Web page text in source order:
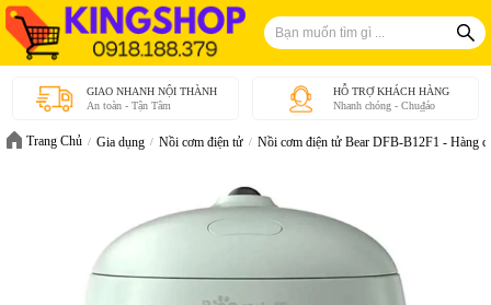
GIAO NHANH NỘI THÀNH
An toàn - Tận Tâm
HỖ TRỢ KHÁCH HÀNG
Nhanh chóng - Chu₫áo
Trang Chủ Gia dụng Nồi cơm điện tử Nồi cơm điện tử Bear DFB-B12F1 - Hàng